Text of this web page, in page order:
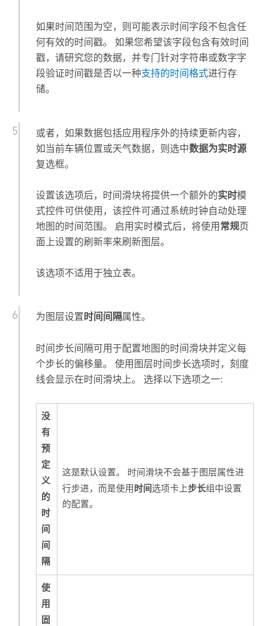
如果时间范围为空，则可能表示时间字段不包含任
何有效的时间戳。 如果您希望该字段包含有效时间
戳，请研究您的数据，并专门针对字符串或数字字
段验证时间戳是否以一种支持的时间格式进行存
储。
或者，如果数据包括应用程序外的持续更新内容，
如当前车辆位置或天气数据，则选中数据为实时源
复选框。
设置该选项后，时间滑块将提供一个额外的实时模
式控件可供使用，该控件可通过系统时钟自动处理
地图的时间范围。 启用实时模式后，将使用 常规页
面上设置的刷新率来刷新图层。
该选项不适用于独立表。
为图层设置 时间间隔属性。
时间步长间隔可用于配置地图的时间滑块并定义每
个步长的偏移量。 使用图层时间步长选项时，刻度
线会显示在时间滑块上。 选择以下选项之一:
没
有
预
定
义
的
时
间
间
隔
这是默认设置。 时间滑块不会基于图层属性进
行步进，而是使用 时间选项卡上步长组中设置
的配置。
使
用
固